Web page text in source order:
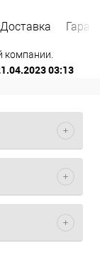
Доставка
компании.
03:13